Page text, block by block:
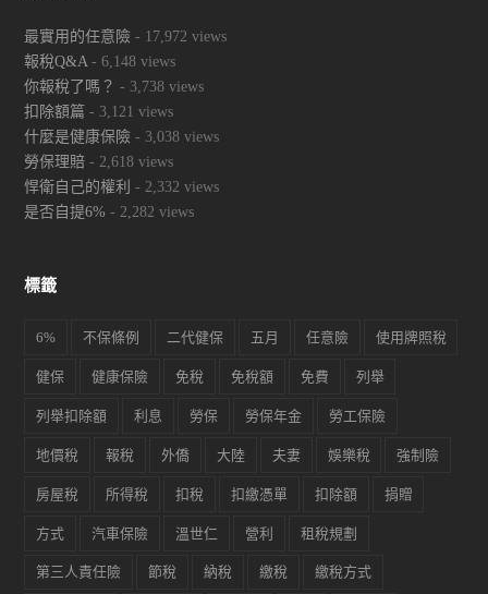
最實用的任意險 - 17,972 views
報稅Q&A - 6,148 views
你報稅了嗎？ - 3,738 views
扣除額篇 - 3,121 views
什麼是健康保險 - 3,038 views
勞保理賠 - 2,618 views
悍衛自己的權利 - 2,332 views
是否自提6% - 2,282 views
標籤
6% 不保條例 二代健保 五月 任意險 使用牌照稅
健保 健康保險 免稅 免稅額 免費 列舉
列舉扣除額 利息 勞保 勞保年金 勞工保險
地價稅 報稅 外僑 大陸 夫妻 娛樂稅 強制險
房屋稅 所得稅 扣稅 扣繳憑單 扣除額 捐贈
方式 汽車保險 溫世仁 營利 租稅規劃
第三人責任險 節稅 納稅 繳稅 繳稅方式